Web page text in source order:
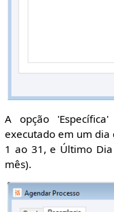
A opção
executado em um dia
1 ao 31, e Último
mês).